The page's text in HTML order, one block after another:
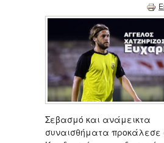
Σεβασμό και ανάμεικτα
συναισθήματα προκάλεσε